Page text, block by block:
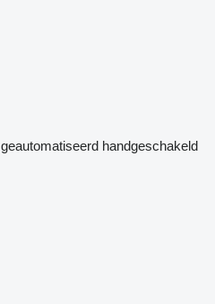
geautomatiseerd handgeschakeld